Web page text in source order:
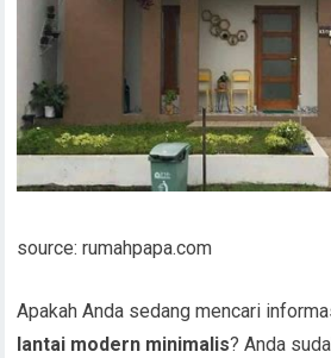
source: rumahpapa.com
Apakah Anda sedang mencari
lantai modern minimalis? Anda